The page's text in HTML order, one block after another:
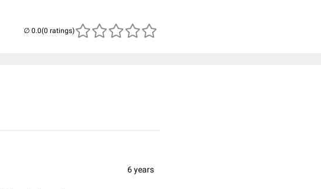
(0 ratings)
6 years